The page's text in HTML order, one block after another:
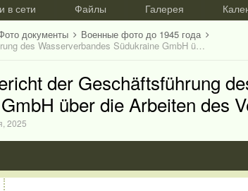
в сети Файлы Галерея
документы
Военные фото до 1945 года
Abschlussbericht der Geschäftsführung des Wasserverbandes Südukraine GmbH über die Arbeiten des Verbandes
der Geschäftsführung
über die Arbeiten des
2025